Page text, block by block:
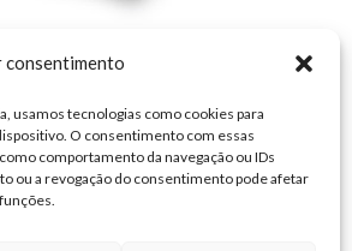
consentimento
usamos tecnologias como cookies para
O consentimento com essas
comportamento da navegação ou IDs
ou a revogação do consentimento pode afetar
categoria
145,75
ao carrinho